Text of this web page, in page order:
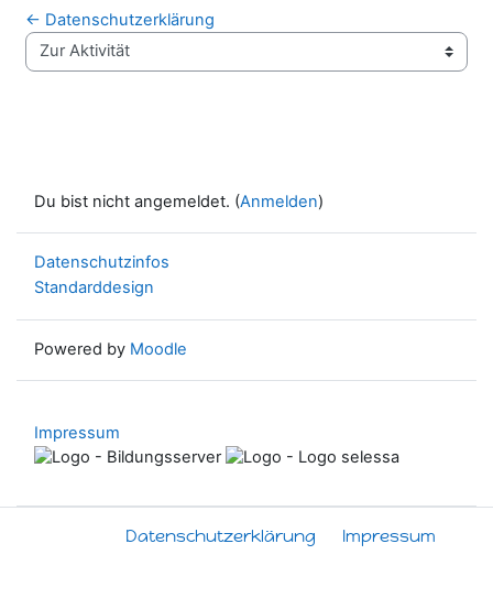
← Datenschutzerklärung
Zur Aktivität
Du bist nicht angemeldet. (Anmelden)
Datenschutzinfos
Standarddesign
Powered by Moodle
Impressum
Datenschutzerklärung Impressum